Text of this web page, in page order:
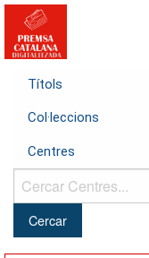
Títols
Col·leccions
Centres
Cercar
Centres...